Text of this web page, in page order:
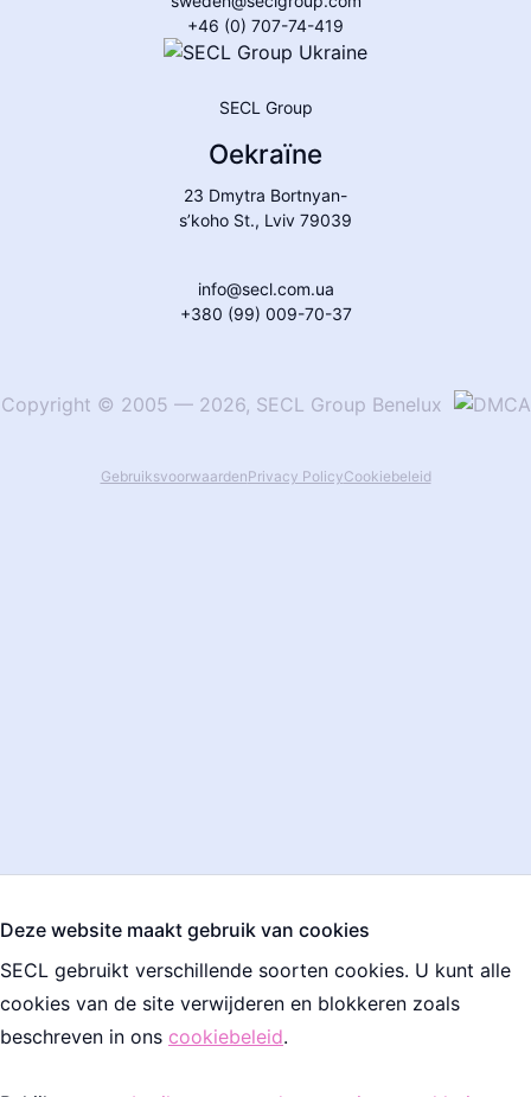
+46 (0) 707-74-419
SECL Group
Oekraïne
23 Dmytra Bortnyan-
s’koho St., Lviv 79039
info@secl.com.ua
+380 (99) 009-70-37
Copyright © 2005 — 2026, SECL Group Benelux
GebruiksvoorwaardenPrivacy PolicyCookiebeleid
Deze website maakt gebruik van cookies
SECL gebruikt verschillende soorten cookies. U kunt alle
cookies van de site verwijderen en blokkeren zoals
beschreven in ons cookiebeleid.